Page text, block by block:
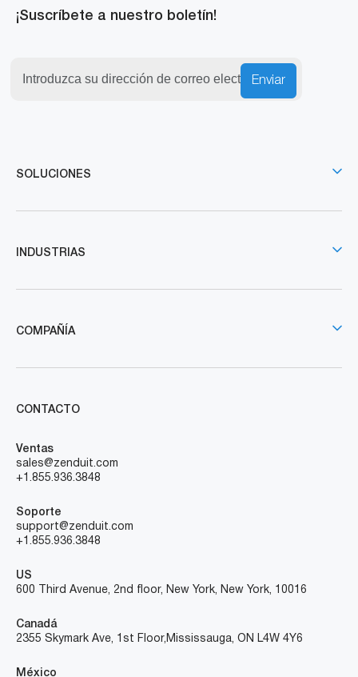
¡Suscríbete a nuestro boletín!
Enviar
SOLUCIONES
INDUSTRIAS
COMPAÑÍA
CONTACTO
Ventas
sales@zenduit.com
+1.855.936.3848
Soporte
support@zenduit.com
+1.855.936.3848
US
600 Third Avenue, 2nd floor, New York, New York, 10016
Canadá
2355 Skymark Ave, 1st Floor, Mississauga, ON L4W 4Y6
México